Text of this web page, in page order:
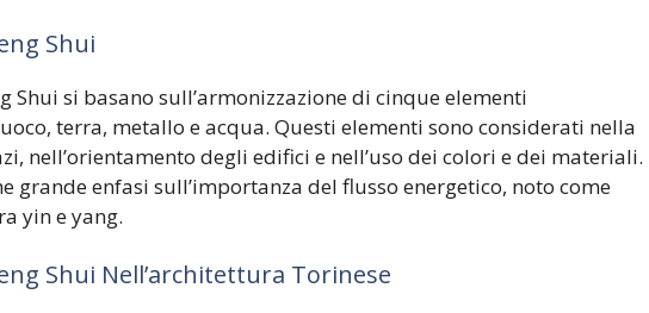
Shui
Shui si basano sull’armonizzazione di cinque elementi
terra, metallo e acqua. Questi elementi sono considerati nella
nell’orientamento degli edifici e nell’uso dei colori e dei materiali.
grande enfasi sull’importanza del flusso energetico, noto come
yin e yang.
Shui Nell’architettura Torinese